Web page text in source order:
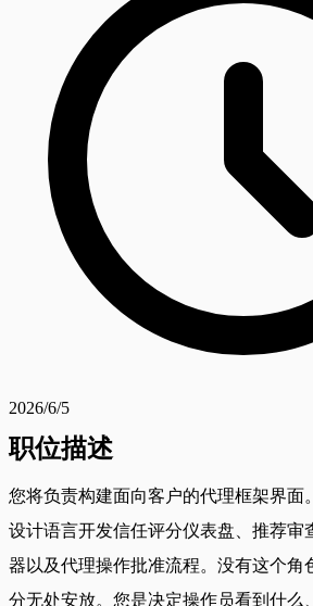
2026/6/5
职位描述
您将负责构建面向客户的代理框架界面
设计语言开发信任评分仪表盘、推荐审
器以及代理操作批准流程。没有这个角
分无处安放。您是决定操作员看到什么